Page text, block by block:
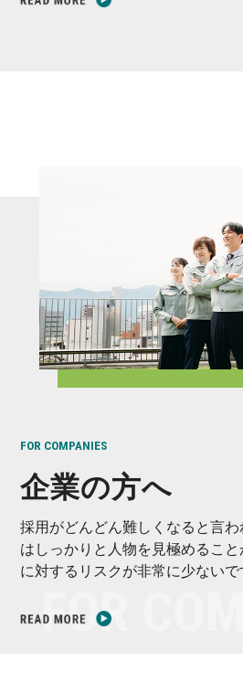
FOR COMPANIES
企業の方へ
採用がどんどん難しくなると言
はしっかりと人物を見極めるこ
に対するリスクが非常に少ないで